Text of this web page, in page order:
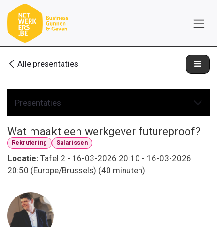
Overslaan naar inhoud
Alle presentaties
Presentaties
Wat maakt een werkgever futureproof?
Rekrutering Salarissen
Locatie: Tafel 2 - 16-03-2026 20:10 - 16-03-2026
20:50 (Europe/Brussels) (40 minuten)